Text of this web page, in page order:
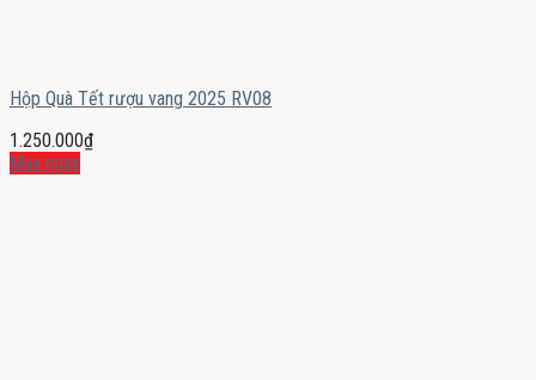
Hộp Quà Tết rượu vang 2025 RV08
1.250.000₫
Mua ngay